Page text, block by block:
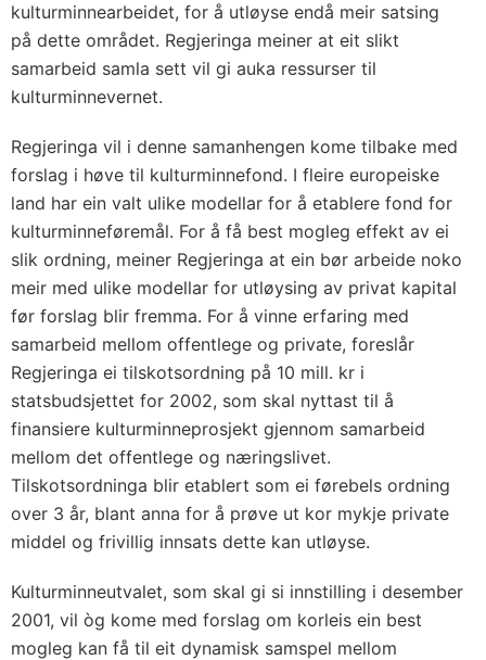
kulturminnearbeidet, for å utløyse endå meir satsing
på dette området. Regjeringa meiner at eit slikt
samarbeid samla sett vil gi auka ressurser til
kulturminnevernet.
Regjeringa vil i denne samanhengen kome tilbake med
forslag i høve til kulturminnefond. I fleire europeiske
land har ein valt ulike modellar for å etablere fond for
kulturminneføremål. For å få best mogleg effekt av ei
slik ordning, meiner Regjeringa at ein bør arbeide noko
meir med ulike modellar for utløysing av privat kapital
før forslag blir fremma. For å vinne erfaring med
samarbeid mellom offentlege og private, foreslår
Regjeringa ei tilskotsordning på 10 mill. kr i
statsbudsjettet for 2002, som skal nyttast til å
finansiere kulturminneprosjekt gjennom samarbeid
mellom det offentlege og næringslivet.
Tilskotsordninga blir etablert som ei førebels ordning
over 3 år, blant anna for å prøve ut kor mykje private
middel og frivillig innsats dette kan utløyse.
Kulturminneutvalet, som skal gi si innstilling i desember
2001, vil òg kome med forslag om korleis ein best
mogleg kan få til eit dynamisk samspel mellom